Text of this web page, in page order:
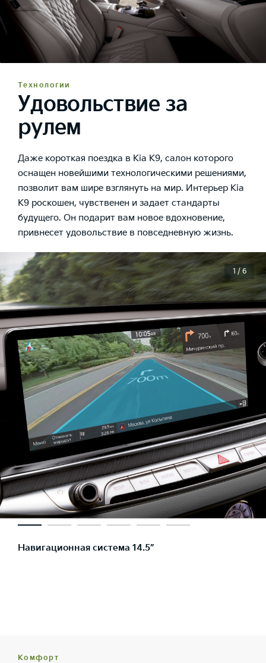
Технологии
Удовольствие за
рулем
Даже короткая поездка в Kia K9, салон которого
оснащен новейшими технологическими решениями,
позволит вам шире взглянуть на мир. Интерьер Kia
K9 роскошен, чувственен и задает стандарты
будущего. Он подарит вам новое вдохновение,
привнесет удовольствие в повседневную жизнь.
Навигационная система 14.5”
1 / 6
Комфорт